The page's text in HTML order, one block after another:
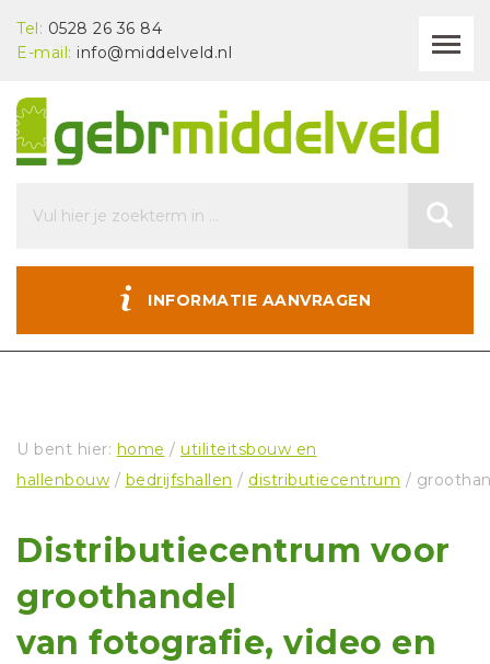
Tel: 0528 26 36 84
E-mail: info@middelveld.nl
INFORMATIE AANVRAGEN
U bent hier: home / utiliteitsbouw en
hallenbouw / bedrijfshallen / distributiecentrum /
Distributiecentrum voor
groothandel
van fotografie, video en